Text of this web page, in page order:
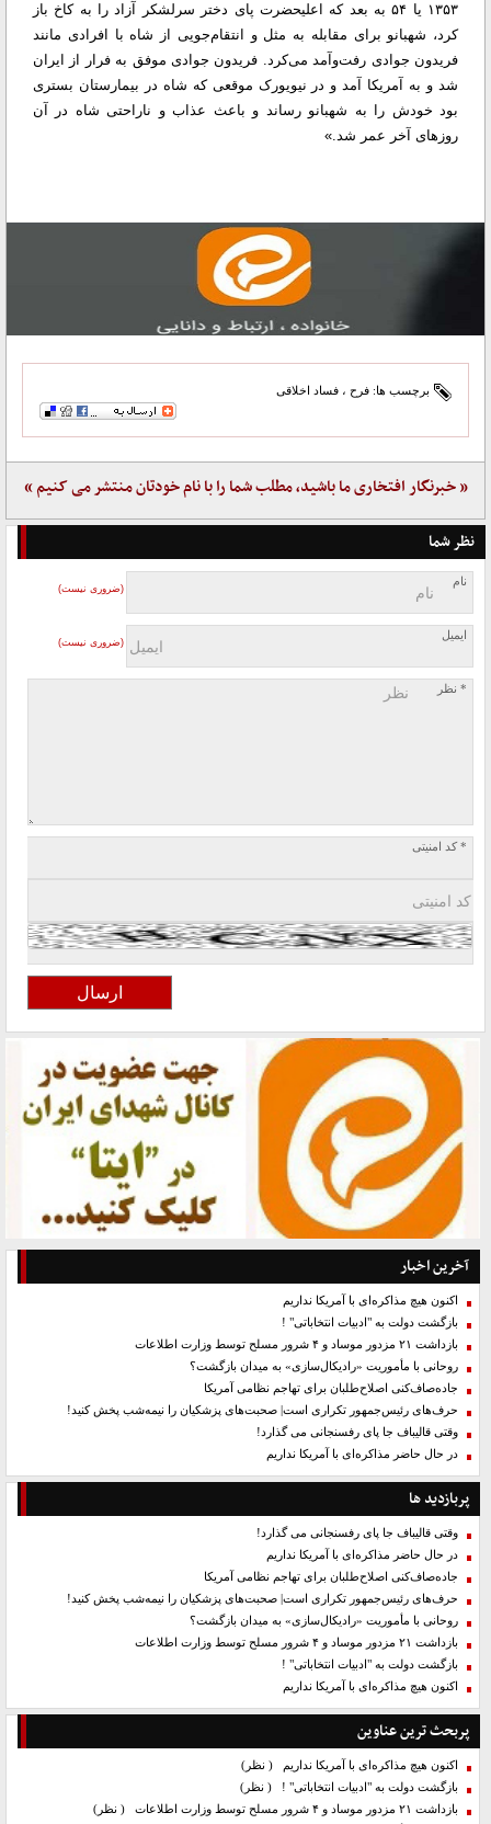
۱۳۵۳ یا ۵۴ به بعد که اعلیحضرت پای دختر سرلشکر آزاد را به کاخ باز
کرد، شهبانو برای مقابله به مثل و انتقام‌جویی از شاه با افرادی مانند
فریدون جوادی رفت‌وآمد می‌کرد. فریدون جوادی موفق به فرار از ایران
شد و به آمریکا آمد و در نیویورک موقعی که شاه در بیمارستان بستری
بود خودش را به شهبانو رساند و باعث عذاب و ناراحتی شاه در آن
روزهای آخر عمر شد.»
برچسب ها: فرح ، فساد اخلاقی
« خبرنگار افتخاری ما باشید، مطلب شما را با نام خودتان منتشر می کنیم »
نظر شما
نام
(ضروری نیست)
ایمیل
(ضروری نیست)
* نظر
* کد امنیتی
آخرین اخبار
اکنون هیچ مذاکره‌ای با آمریکا نداریم
بازگشت دولت به "ادبیات انتخاباتی" !
بازداشت ۲۱ مزدور موساد و ۴ شرور مسلح توسط وزارت اطلاعات
روحانی با مأموریت «رادیکال‌سازی» به میدان بازگشت؟
جاده‌صاف‌کنی اصلاح‌طلبان برای تهاجم نظامی آمریکا
حرف‌های رئیس‌جمهور تکراری است| صحبت‌های پزشکیان را نیمه‌شب پخش کنید!
وقتی قالیباف جا پای رفسنجانی می گذارد!
در حال حاضر مذاکره‌ای با آمریکا نداریم
پربازدید ها
وقتی قالیباف جا پای رفسنجانی می گذارد!
در حال حاضر مذاکره‌ای با آمریکا نداریم
جاده‌صاف‌کنی اصلاح‌طلبان برای تهاجم نظامی آمریکا
حرف‌های رئیس‌جمهور تکراری است| صحبت‌های پزشکیان را نیمه‌شب پخش کنید!
روحانی با مأموریت «رادیکال‌سازی» به میدان بازگشت؟
بازداشت ۲۱ مزدور موساد و ۴ شرور مسلح توسط وزارت اطلاعات
بازگشت دولت به "ادبیات انتخاباتی" !
اکنون هیچ مذاکره‌ای با آمریکا نداریم
پربحث ترین عناوین
اکنون هیچ مذاکره‌ای با آمریکا نداریم ( نظر)
بازگشت دولت به "ادبیات انتخاباتی" ! ( نظر)
بازداشت ۲۱ مزدور موساد و ۴ شرور مسلح توسط وزارت اطلاعات
( نظر)